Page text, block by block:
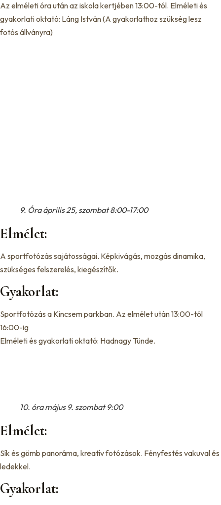
Az elméleti óra után az iskola kertjében 13:00-tól. Elméleti és
gyakorlati oktató: Láng István (A gyakorlathoz szükség lesz
fotós állványra)
9. Óra április 25, szombat 8:00-17:00
Elmélet:
A sportfotózás sajátosságai. Képkivágás, mozgás dinamika,
szükséges felszerelés, kiegészítők.
Gyakorlat:
Sportfotózás a Kincsem parkban. Az elmélet után 13:00-tól
16:00-ig
Elméleti és gyakorlati oktató: Hadnagy Tünde.
10. óra május 9. szombat 9:00
Elmélet:
Sík és gömb panoráma, kreatív fotózások. Fényfestés vakuval és
ledekkel.
Gyakorlat: